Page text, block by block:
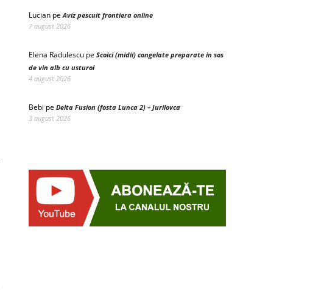
Lucian peAviz pescuit frontiera online
7 august 2026
Elena Radulescu pe Scoici (midii) congelate preparate in sos
de vin alb cu usturoi
4 august 2026
Bebi pe Delta Fusion (fosta Lunca 2) – Jurilovca
3 august 2026